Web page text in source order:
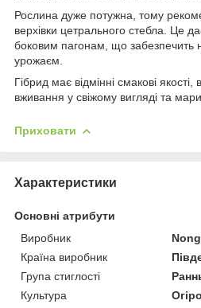
Рослина дуже потужна, тому
верхівки цетрального стебла. Це
боковим пагонам, що забезпечить
урожаєм.
Гібрид має відмінні смакові
вживання у свіжому вигляді та
Приховати
Характеристики
Основні атрибути
Виробник
Країна виробник
Група стиглості
Культура